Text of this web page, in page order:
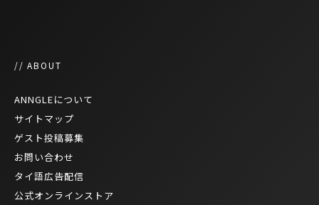
// ABOUT
ANNGLEについて
サイトマップ
ゲスト投稿募集
お問い合わせ
タイ語広告配信
公式オンラインストア